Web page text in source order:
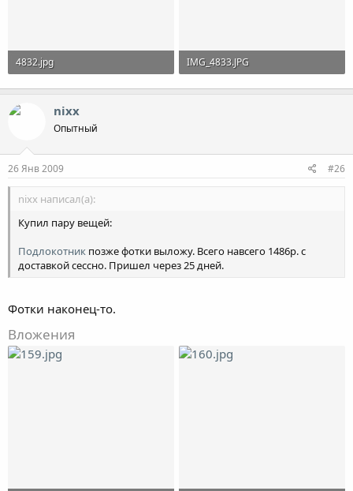
4832.jpg
55.6 KB · Просмотры: 3,990
IMG_4833.JPG
50.2 KB · Просмотры: 3,984
nixx
Опытный
26 Янв 2009 #26
nixx написал(а):
Купил пару вещей:
Подлокотник позже фотки выложу. Всего навсего 1486р. с
доставкой сессно. Пришел через 25 дней.
Фотки наконец-то.
Вложения